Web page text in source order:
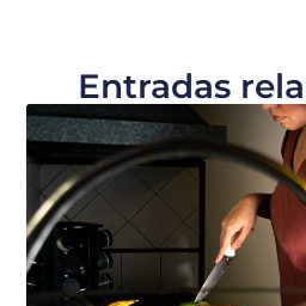
Entradas